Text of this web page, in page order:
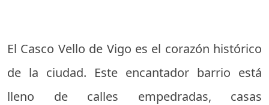
El Casco Vello de Vigo es el corazón histórico
de la ciudad. Este encantador barrio está
lleno de calles empedradas, casas